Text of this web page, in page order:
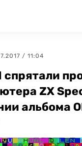
/ 11:04
спрятали
ZX
альбома